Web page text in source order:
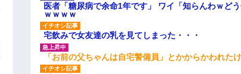
医者「糖尿病で余命1年です」 ワイ「知らんわｗど
ｗｗｗｗ
宅飲みで女友達の乳を見てしまった・・・
「お前の父ちゃんは自宅警備員」とかからかわれた